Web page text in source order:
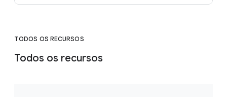
TODOS OS RECURSOS
Todos os recursos